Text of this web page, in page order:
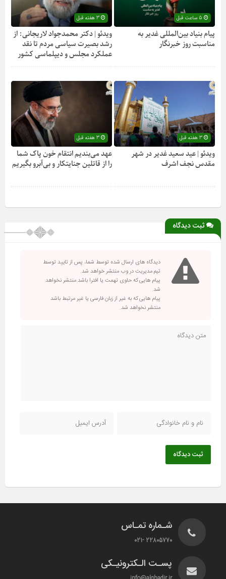
پیام بنیاد بین‌المللی غدیر به
مناسبت روز خبرنگار
ویدئو | دکتر محمدجواد لاریجانی: از
رشد بصیرت سیاسی مردم تا نقد
عملکرد مجلس و دیپلماسی کشور
3 هفته قبل
ویدئو | عید سعید غدیر در شهر
مقدس نجف اشرف
عهد می‌بندیم انتقام خون پاک شما
را از قاتلین جنایتکار و بی‌آبرو بگیریم
ثبت دیدگاه
دیدگاه های ارسال شده توسط شما، پس از تایید توسط
تیم مدیریت در وب منتشر خواهد شد.
پیام هایی که حاوی تهمت یا افترا باشد منتشر نخواهد
شد.
پیام هایی که به غیر از زبان فارسی یا غیر مرتبط باشد
منتشر نخواهد شد.
ثبت دیدگاه
شـماره تمـاس
22805770 -021
پسـت الـکترونیـکی